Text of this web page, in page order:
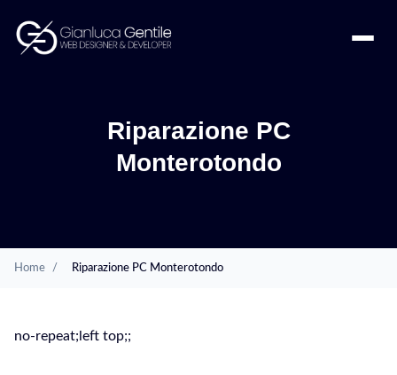
Riparazione PC
Monterotondo
Home / Riparazione PC Monterotondo
no-repeat;left top;;